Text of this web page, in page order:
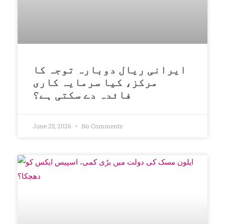
ایرانی ریال دوبارہ توجہ کا
مرکز، کیا سرمایہ کاری
فائدہ دے سکتی ہے؟
June 25, 2026 No Comments